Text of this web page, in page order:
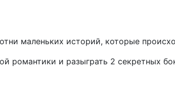
маленьких историй, которые
романтики и разыграть 2 секретных